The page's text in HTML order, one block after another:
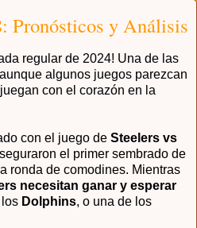
Pronósticos y Análisis
regular de 2024! Una de las
algunos juegos parezcan
con el corazón en la
con el juego de Steelers vs
el primer sembrado de
ronda de comodines. Mientras
necesitan ganar y esperar
Dolphins, o una de los